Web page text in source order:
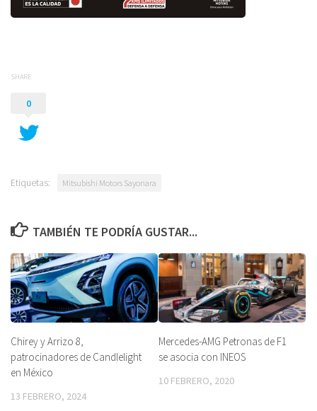
SHARE
0
Etiquetas: Mitsubishi Motors Sayonara
TAMBIÉN TE PODRÍA GUSTAR...
Chirey y Arrizo 8,
patrocinadores de Candlelight
en México
13 FEBRERO, 2024
Mercedes-AMG Petronas de F1
se asocia con INEOS
10 FEBRERO, 2020